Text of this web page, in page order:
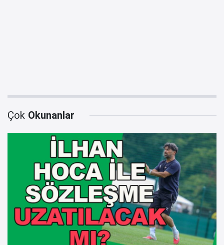
Çok Okunanlar